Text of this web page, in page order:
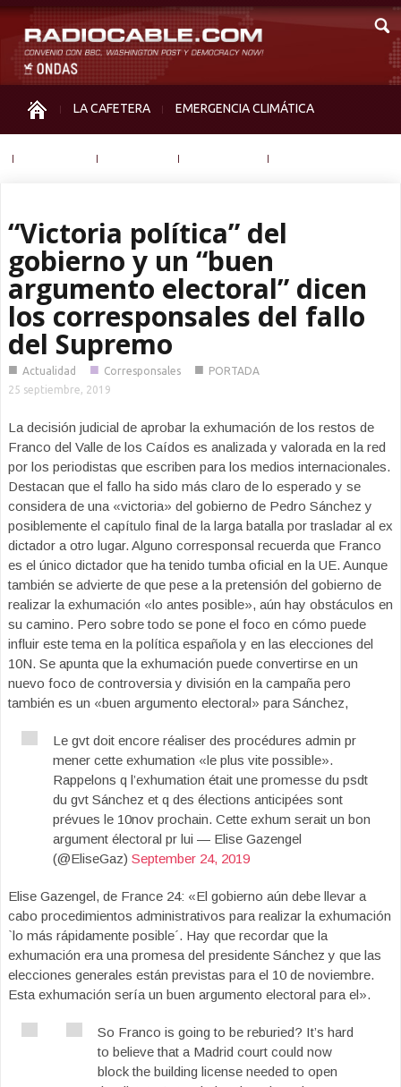
LA CAFETERA EMERGENCIA CLIMÁTICA
“Victoria política” del
gobierno y un “buen
argumento electoral” dicen
los corresponsales del fallo
del Supremo
■ Actualidad ■ Corresponsales ■ PORTADA
25 septiembre, 2019
La decisión judicial de aprobar la exhumación de los restos de
Franco del Valle de los Caídos es analizada y valorada en la red
por los periodistas que escriben para los medios internacionales.
Destacan que el fallo ha sido más claro de lo esperado y se
considera de una «victoria» del gobierno de Pedro Sánchez y
posiblemente el capítulo final de la larga batalla por trasladar al ex
dictador a otro lugar. Alguno corresponsal recuerda que Franco
es el único dictador que ha tenido tumba oficial en la UE. Aunque
también se advierte de que pese a la pretensión del gobierno de
realizar la exhumación «lo antes posible», aún hay obstáculos en
su camino. Pero sobre todo se pone el foco en cómo puede
influir este tema en la política española y en las elecciones del
10N. Se apunta que la exhumación puede convertirse en un
nuevo foco de controversia y división en la campaña pero
también es un «buen argumento electoral» para Sánchez,
Le gvt doit encore réaliser des procédures admin pr
mener cette exhumation «le plus vite possible».
Rappelons q l’exhumation était une promesse du psdt
du gvt Sánchez et q des élections anticipées sont
prévues le 10nov prochain. Cette exhum serait un bon
argument électoral pr lui — Elise Gazengel
(@EliseGaz) September 24, 2019
Elise Gazengel, de France 24: «El gobierno aún debe llevar a
cabo procedimientos administrativos para realizar la exhumación
`lo más rápidamente posible´. Hay que recordar que la
exhumación era una promesa del presidente Sánchez y que las
elecciones generales están previstas para el 10 de noviembre.
Esta exhumación sería un buen argumento electoral para el».
So Franco is going to be reburied? It’s hard
to believe that a Madrid court could now
block the building license needed to open